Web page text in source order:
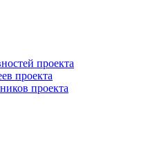
проекта
проекта
проекта